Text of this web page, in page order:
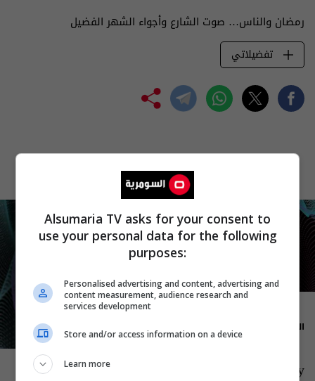
رمضان والناس… صوت الشارع وأجواء الشهر الفضيل
تفضيلاتي
المدة: 30 دقيقة
Celebrity
Alsumaria TV asks for your consent to
use your personal data for the following
purposes:
Personalised advertising and content, advertising and
content measurement, audience research and
services development
Store and/or access information on a device
Learn more